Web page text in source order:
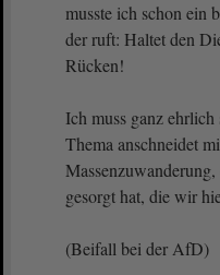
musste ich schon ein
der ruft: Haltet den
Rücken!
Ich muss ganz
Thema anschneidet
gesorgt hat, die wir
(Beifall bei der AfD)